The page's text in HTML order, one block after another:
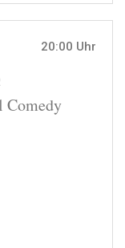
20:00 Uhr
Comedy